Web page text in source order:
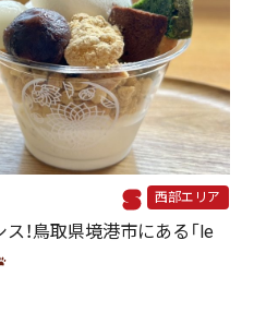
西部エリア
！鳥取県境港市にある「le